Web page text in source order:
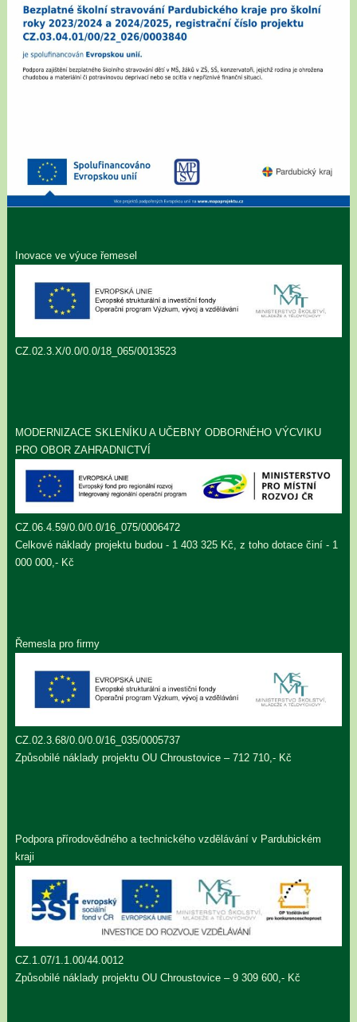
Inovace ve výuce řemesel
CZ.02.3.X/0.0/0.0/18_065/0013523
MODERNIZACE SKLENÍKU A UČEBNY ODBORNÉHO VÝCVIKU
PRO OBOR ZAHRADNICTVÍ
CZ.06.4.59/0.0/0.0/16_075/0006472
Celkové náklady projektu budou - 1 403 325 Kč, z toho dotace činí - 1
000 000,- Kč
Řemesla pro firmy
CZ.02.3.68/0.0/0.0/16_035/0005737
Způsobilé náklady projektu OU Chroustovice – 712 710,- Kč
Podpora přírodovědného a technického vzdělávání v Pardubickém
kraji
CZ.1.07/1.1.00/44.0012
Způsobilé náklady projektu OU Chroustovice – 9 309 600,- Kč